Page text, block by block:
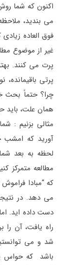
اکنون که شما روش
می بندید،
فوق العاده
غیر از موضوع
پرت می کنند.
پرتی
چرا؟ حتماً بحث
همان علت، باید
مثالی بزنیم :
آورید که امشب
لحظه به بعد
مطالعه متمرکز
که “مبادا
می دهد. در
دست داده اید.
راه یافت، آن
شد و می
باشد که حواس